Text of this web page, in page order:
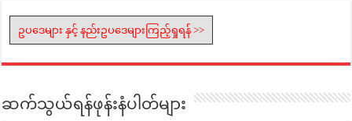
ဥပဒေများ နှင့် နည်းဥပဒေများကြည့်ရှုရန် >>
ဆက်သွယ်ရန်ဖုန်းနံပါတ်များ